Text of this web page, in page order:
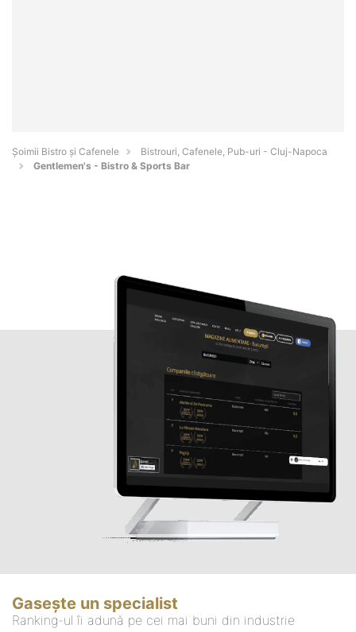
Șoimii Bistro și Cafenele
Bistrouri, Cafenele, Pub-uri - Cluj-Napoca
Gentlemen's - Bistro & Sports Bar
Gasește un specialist
Ranking-ul îi adună pe cei mai buni din industrie